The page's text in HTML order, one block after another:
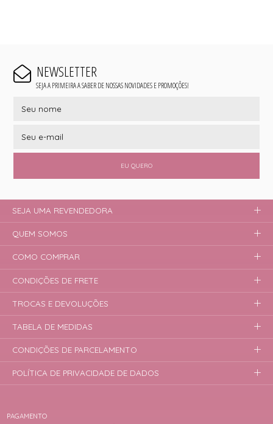
NEWSLETTER
SEJA A PRIMEIRA A SABER DE NOSSAS NOVIDADES E PROMOÇÕES!
EU QUERO
PAGAMENTO
SEJA UMA REVENDEDORA
QUEM SOMOS
COMO COMPRAR
CONDIÇÕES DE FRETE
TROCAS E DEVOLUÇÕES
TABELA DE MEDIDAS
CONDIÇÕES DE PARCELAMENTO
POLÍTICA DE PRIVACIDADE DE DADOS